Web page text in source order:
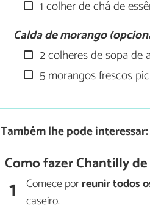
1 colher de chá de
Calda de morango
2 colheres de sopa de
5 morangos frescos
Também lhe pode interessar:
Como fazer Chantilly
1 Comece porreunir todos
caseiro.